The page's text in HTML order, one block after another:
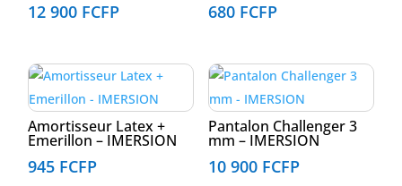
12 900 FCFP 680 FCFP
Amortisseur Latex +
Emerillon – IMERSION
945 FCFP
Pantalon Challenger 3
mm – IMERSION
10 900 FCFP